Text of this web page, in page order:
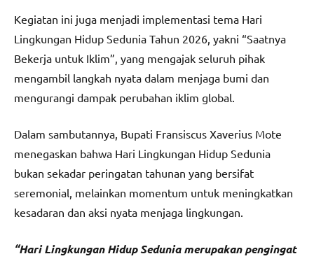
Kegiatan ini juga menjadi implementasi tema Hari
Lingkungan Hidup Sedunia Tahun 2026, yakni “Saatnya
Bekerja untuk Iklim”, yang mengajak seluruh pihak
mengambil langkah nyata dalam menjaga bumi dan
mengurangi dampak perubahan iklim global.
Dalam sambutannya, Bupati Fransiscus Xaverius Mote
menegaskan bahwa Hari Lingkungan Hidup Sedunia
bukan sekadar peringatan tahunan yang bersifat
seremonial, melainkan momentum untuk meningkatkan
kesadaran dan aksi nyata menjaga lingkungan.
“Hari Lingkungan Hidup Sedunia merupakan pengingat